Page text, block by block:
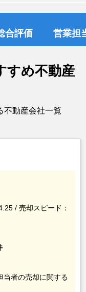
合評価 営業担
すめ不動産
不動産会社一覧
/ 売却スピード：
当者の売却に関する